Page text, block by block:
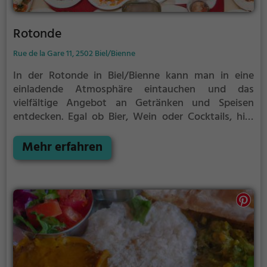
Rotonde
Rue de la Gare 11, 2502 Biel/Bienne
In der Rotonde in Biel/Bienne kann man in eine
einladende Atmosphäre eintauchen und das
vielfältige Angebot an Getränken und Speisen
entdecken. Egal ob Bier, Wein oder Cocktails, hier
gemütlichen Abend. Für diejenigen, die auf gesunde
und vegetarische Gerichte Wert legen, gibt es auch
ist gesorgt, sodass man den Tag entspannt
beginnen kann. Die Rotonde bietet somit für jeden
Geschmack etwas und lädt zum Verweilen ein.
Mehr erfahren